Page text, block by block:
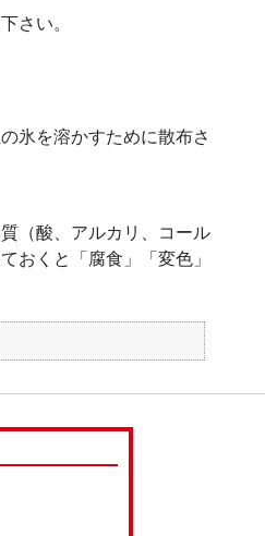
さい。
氷を溶かすために散布さ
（酸、アルカリ、コール
おくと「腐食」「変色」